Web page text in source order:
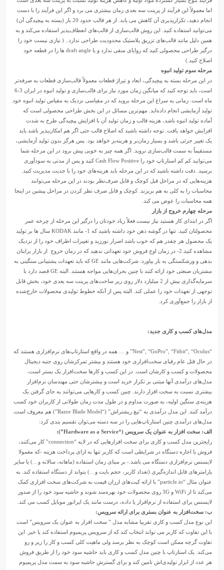
اما معمولاً این فرآیند از پرینت سه بعدی زمان بیشتری می برد و اگر این فرآیند را با دست
انجام دهید، تکرارپذیری آن کاهش می یابد. از هر قالب حدود 20 بار (بسته به پیچیدگی آن)
می‌توانید استفاده کنید. این روش قالب‌سازی از قالب‌های انعطاف‌پذیر استفاده می‌کند و به
همین دلیل مانند قالب‌های تزریق پلاستیک محدودیت طراحی ندارد.. ( نیازی نیست خود را
درگیر طراحی محصولی کنید که زوایای منفی ندارد و یا draft angle ها را در قطعه خود
اصلاح کنید.)
مرحله سوم تولید انبوه
در این مرحله بسته به پیچیدگی، ابعاد و تیراژ قطعات معمولاً قالب‌سازی قطعات به صرفه‌تر
است، باید توجه کنید که میانگین زمان مورد نیاز برای قالب‌سازی و تولید انبوه در ایران 3-6
ماه است. زمانی به سراغ این مرحله بروید که در مقیاسی نزدیک به مقیاس تولید انبوه خود
تولید آزمایشی انجام داده‌اید. مهم‌ترین مسائل در این بخش طراحی محصولی است که
آماده تولید انبوه باشد، هزینه قالب و زمان تولید آن با افزایش پیچیدگی طرح به شدت
افزایش خواهد یافت. توجه داشته باشید که اصلاح قالب حتی اگر هم امکان‌پذیر باشد.باید
یک تغییر جزئی باشد و بسیار زمان‌بر و هزینه‌بر خواهد بود. پس هرگز بدون تولید آزمایشی،
مستقیماً به سمت قالب‌سازی نروید. اگر همه چیز به خوبی پیش برود در این مرحله شما
می‌توانید کم کم استارتاپ خود را Cash Flow Positive کنید و پس از مدتی به سودآوری
برسید. دقت داشته باشید که در این مرحله باید هزینه‌های خود را با جدیت مدیریت کنید.
هزینه‌هایی که در مراحل قبل کوچک و قابل صرف‌نظر بودند در این مرحله می‌توانند
محاسبات را به کلی به هم بریزند. کوچک و قابل صرف نظر کردن در مراحل پیشین در اینجا
همه محاسبات را عوض می کند.
مرحله چهارم خروج از بازار
اگر در ابتدای کار هستید نیاز نیست فعلاً زیاد خودتان را درگیر این مرحله از چرخه عمر
محصولتان کنید. تنها در گوشه ذهن خود داشته باشید که 1- مانند KODAK سال ها بر تولید
یک محصول هر چقدر هم که خوب باشد اصرار نورزید و تغییرات اطراف خود را از نزدیک
مشاهده کنید.2- در زمان اوج فروش خود تعهداتی ندهید که در زمان خروج از بازار برایتان
بدهی و ورشکستگی به بار بیاورد. شرکت‌هایی مانند GE که باید تعهدات پشتیبانی سنگینی به
مشتریان صنعتی خود ارائه کنند با چنین بحران‌هایی مواجه هستند. البته GE قصد دارد با
سرمایه‌گذاری بیش از 2 میلیارد دلار روی زیر ساخت‌های پرینت سه بعدی خود، بخش قابل
توجهی از تعهدات خود را عملی کند. البته پس از آنکه خطوط تولیدی محصولات خارج‌شده
از بازار را جمع‌آوری کرد.
مدل‌های کسب و کاری جدید:
“Nest”, “GoPro”, “Fitbit”, “Oculus” و … همه در واقع استارتاپ‌های نرم‌افزاری هستند که
در حال قتل عام رقبای سخت‌افزاری خود هستند و بیشتر تمرکزشان روی جنبه دیجیتال
محصولات و کسب و کارشان است. در این کسب و کارها سخت‌افزار یک بستر است،
مدل‌های درآمدی آنها مبتنی بر تکرار خرید است و بیشترشان حتی مهندسان نرم‌افزار
بیشتری نسبت به سخت افزار دارند. چنین کسب و کارهایی می‌توانند به جای گرفتن یک
هزینه‌ی سنگین اولیه، به صورت مداوم و در طول مدت زمان طولانی از کاربران خود کسب
درآمد کنند. این مدل درآمدی به “تیغ ریشتراش” (“Razor Blade Model”) هم معروف است.
مدل‌های درآمدی چنین استارتاپ‌هایی را در سه دسته می‌توان تقسیم بندی کرد:
الف: سخت افزار به عنوان یک سرویس (“Hardware as a Service”):
رایجترین مدل کسب و کاری برای سخت افزارهایی که در لایه “connection” کار می‌کنند،
فروش یا اجاره دستگاه در شرایطی است که کاربر تنها به ازای پرداخت هزینه -که معمولا
لایسنس نرم‌افزاری دستگاه می باشد.- بر مبنای زمان استفاده (ماهانه، سالانه و…) یا سایر
پارامترهای قابل اندازه‌گیری (تعداد کاربر، حجم بایت و…) بتواند از دستگاه استفاده‌ کند. به
عنوان مثال “particle.io” با ارائه کیت‌های ارزان قیمت به شرکت‌های سخت افزاری کمک
می‌کند تا از WiFi و 3G روی محصولات خود بهره‌مند شوند و حاشیه سود خود را از صدور
لایسنس برای استفاده از نرم‌افزار یا داده، درست مانند یک اپراتور موبایل کسب می کند.
ب: سخت‌افزار به عنوان بستری برای ارائه سرویس:
این نوع مدل کسب و کاری تقریبا مشابه مدل ” سخت افزار به عنوان یک سرویس” است
با این تفاوت که کاربر می تواند انتخاب کند که از سرویس پریمیوم استفاده کند یا خیر. این
تفاوت گرچه ممکن است کوچک به نظر برسد ولی ماهیت کلی کسب و کار را زیر و رو
می‌کند. یک استارتاپ با چنین مدل کسب و کاری باید حاشیه سود خود را از طریق فروش
هر عدد از ابزار تولیدی‌اش تامین کند و برای گسترش حاشیه سود به سمت مدل پریمیوم